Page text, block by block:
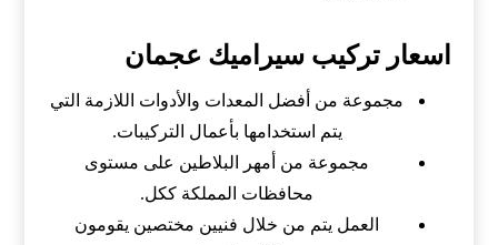
اسعار تركيب سيراميك عجمان
مجموعة من أفضل المعدات والأدوات اللازمة التي
يتم استخدامها بأعمال التركيبات.
مجموعة من أمهر البلاطين على مستوى
محافظات المملكة ككل.
العمل يتم من خلال فنيين مختصين يقومون